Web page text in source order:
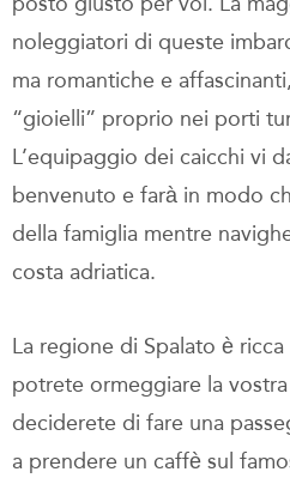
noleggiatori di queste
ma romantiche e
“gioielli” proprio nei porti
L’equipaggio dei caicchi vi
benvenuto e farà in modo
della famiglia mentre
costa adriatica.
La regione di Spalato è
potrete ormeggiare la
deciderete di fare una
a prendere un caffè sul